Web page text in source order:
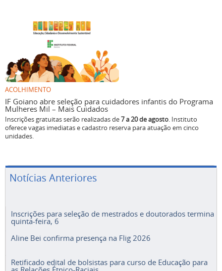
ACOLHIMENTO
IF Goiano abre seleção para cuidadores infantis do Programa
Mulheres Mil – Mais Cuidados
Inscrições gratuitas serão realizadas de7 a 20 de agosto. Instituto
oferece vagas imediatas e cadastro reserva para atuação em cinco
unidades.
Notícias Anteriores
Inscrições para seleção de mestrados e doutorados termina
quinta-feira, 6
Aline Bei confirma presença na Flig 2026
Retificado edital de bolsistas para curso de Educação para